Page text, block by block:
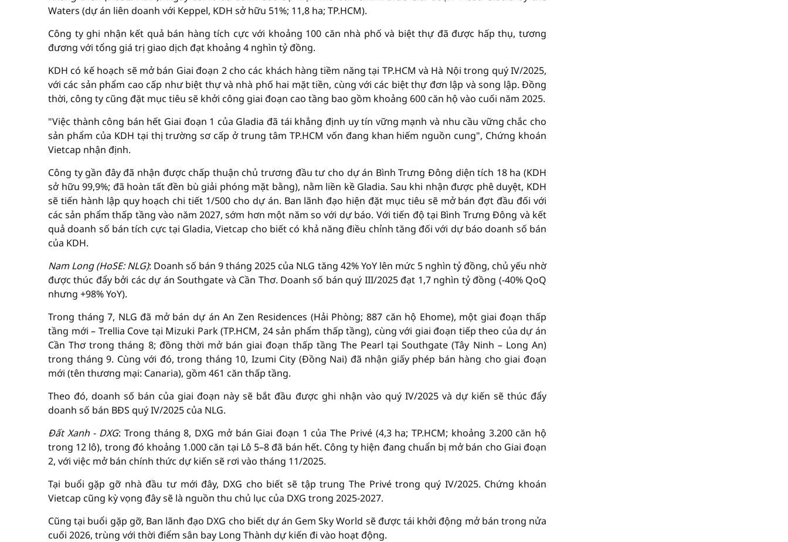
Waters (dự án liên doanh với Keppel, KDH sở hữu 51%; 11,8 ha; TP.HCM).
Công ty ghi nhận kết quả bán hàng tích cực với khoảng 100 căn nhà phố và biệt thự đã được hấp thụ, tương
đương với tổng giá trị giao dịch đạt khoảng 4 nghìn tỷ đồng.
KDH có kế hoạch sẽ mở bán Giai đoạn 2 cho các khách hàng tiềm năng tại TP.HCM và Hà Nội trong quý IV/2025,
với các sản phẩm cao cấp như biệt thự và nhà phố hai mặt tiền, cùng với các biệt thự đơn lập và song lập. Đồng
thời, công ty cũng đặt mục tiêu sẽ khởi công giai đoạn cao tầng bao gồm khoảng 600 căn hộ vào cuối năm 2025.
"Việc thành công bán hết Giai đoạn 1 của Gladia đã tái khẳng định uy tín vững mạnh và nhu cầu vững chắc cho
sản phẩm của KDH tại thị trường sơ cấp ở trung tâm TP.HCM vốn đang khan hiếm nguồn cung", Chứng khoán
Vietcap nhận định.
Công ty gần đây đã nhận được chấp thuận chủ trương đầu tư cho dự án Bình Trưng Đông diện tích 18 ha (KDH
sở hữu 99,9%; đã hoàn tất đền bù giải phóng mặt bằng), nằm liền kề Gladia. Sau khi nhận được phê duyệt, KDH
sẽ tiến hành lập quy hoạch chi tiết 1/500 cho dự án. Ban lãnh đạo hiện đặt mục tiêu sẽ mở bán đợt đầu đối với
các sản phẩm thấp tầng vào năm 2027, sớm hơn một năm so với dự báo. Với tiến độ tại Bình Trưng Đông và kết
quả doanh số bán tích cực tại Gladia, Vietcap cho biết có khả năng điều chỉnh tăng đối với dự báo doanh số bán
của KDH.
Nam Long (HoSE: NLG): Doanh số bán 9 tháng 2025 của NLG tăng 42% YoY lên mức 5 nghìn tỷ đồng, chủ yếu nhờ
được thúc đẩy bởi các dự án Southgate và Cần Thơ. Doanh số bán quý III/2025 đạt 1,7 nghìn tỷ đồng (-40% QoQ
nhưng +98% YoY).
Trong tháng 7, NLG đã mở bán dự án An Zen Residences (Hải Phòng; 887 căn hộ Ehome), một giai đoạn thấp
tầng mới – Trellia Cove tại Mizuki Park (TP.HCM, 24 sản phẩm thấp tầng), cùng với giai đoạn tiếp theo của dự án
Cần Thơ trong tháng 8; đồng thời mở bán giai đoạn thấp tầng The Pearl tại Southgate (Tây Ninh – Long An)
trong tháng 9. Cùng với đó, trong tháng 10, Izumi City (Đồng Nai) đã nhận giấy phép bán hàng cho giai đoạn
mới (tên thương mại: Canaria), gồm 461 căn thấp tầng.
Theo đó, doanh số bán của giai đoạn này sẽ bắt đầu được ghi nhận vào quý IV/2025 và dự kiến sẽ thúc đẩy
doanh số bán BĐS quý IV/2025 của NLG.
Đất Xanh - DXG: Trong tháng 8, DXG mở bán Giai đoạn 1 của The Privé (4,3 ha; TP.HCM; khoảng 3.200 căn hộ
trong 12 lô), trong đó khoảng 1.000 căn tại Lô 5–8 đã bán hết. Công ty hiện đang chuẩn bị mở bán cho Giai đoạn
2, với việc mở bán chính thức dự kiến sẽ rơi vào tháng 11/2025.
Tại buổi gặp gỡ nhà đầu tư mới đây, DXG cho biết sẽ tập trung The Privé trong quý IV/2025. Chứng khoán
Vietcap cũng kỳ vọng đây sẽ là nguồn thu chủ lục của DXG trong 2025-2027.
Cũng tại buổi gặp gỡ, Ban lãnh đạo DXG cho biết dự án Gem Sky World sẽ được tái khởi động mở bán trong nửa
cuối 2026, trùng với thời điểm sân bay Long Thành dự kiến đi vào hoạt động.